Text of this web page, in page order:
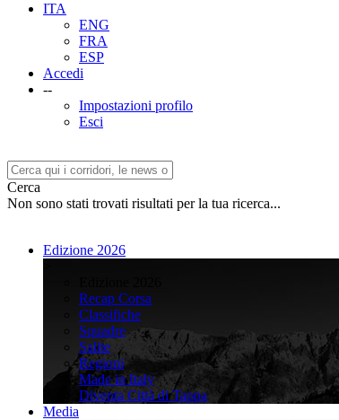
ITA
ENG
FRA
ESP
Accedi
--
Impostazioni profilo
Esci
Cerca
Non sono stati trovati risultati per la tua ricerca...
Edizione 2026
Recap Corsa
Classifiche
Squadre
Salite
Regioni
Made in Italy
Diventa Città di Tappa
Media